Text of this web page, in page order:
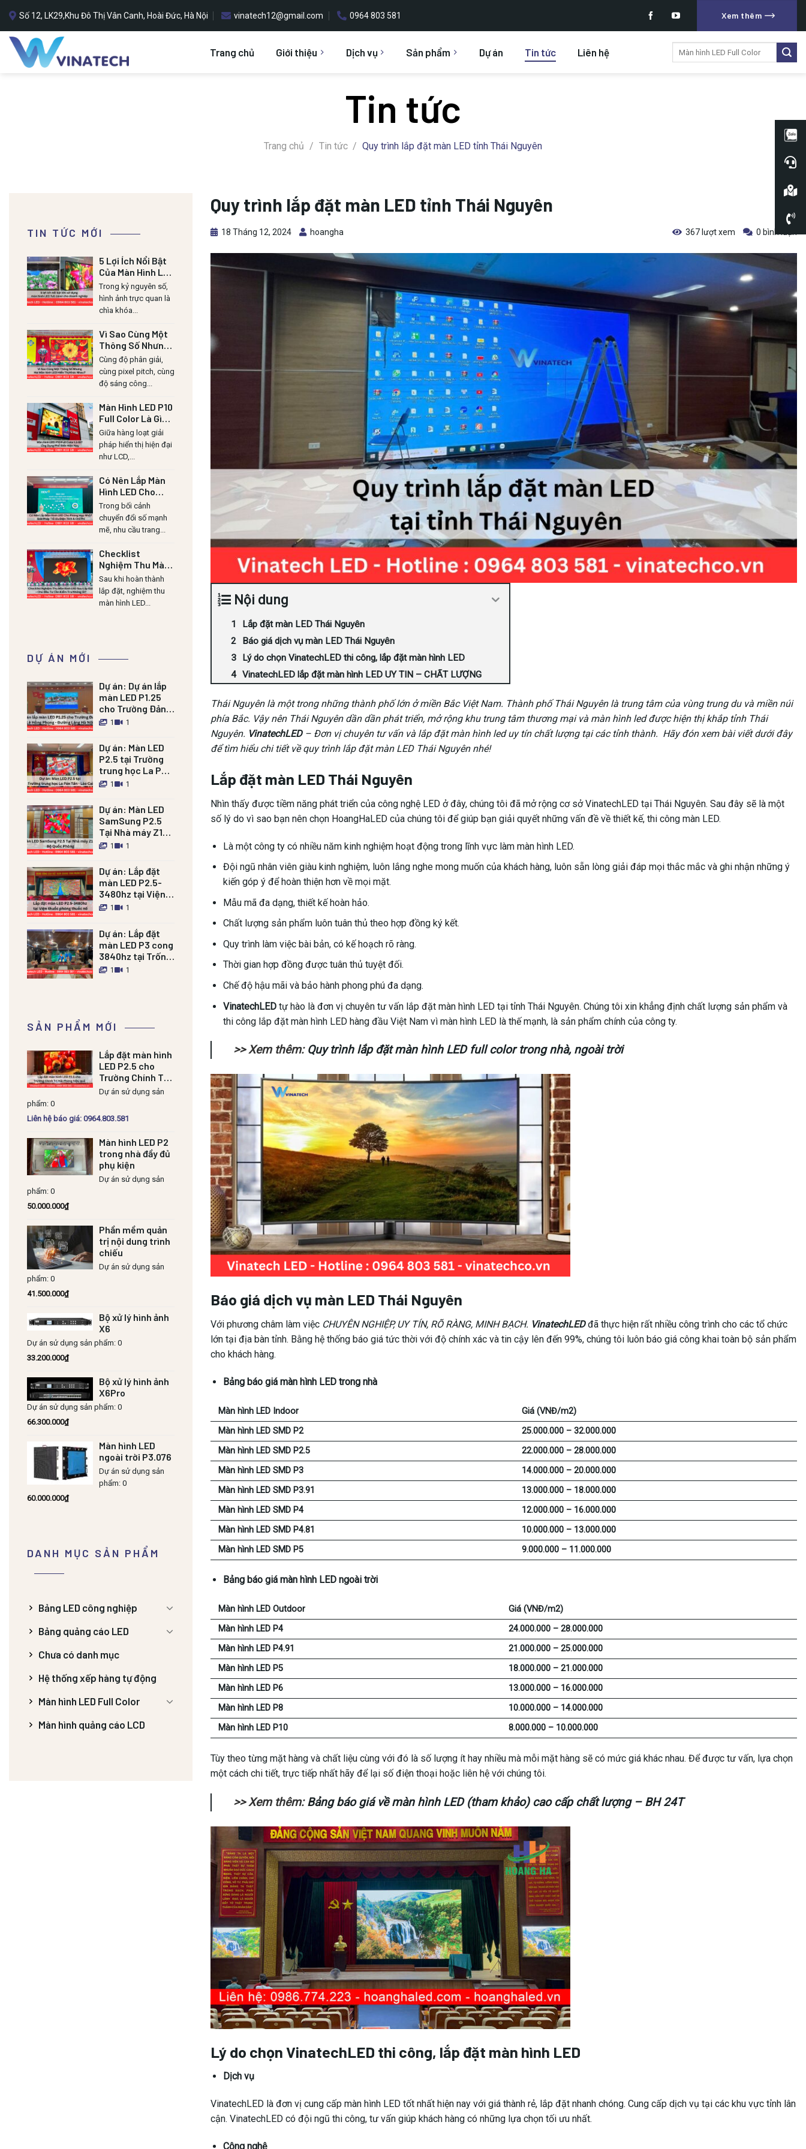
qua
nội
dung
Số 12, LK29,Khu Đô Thị Vân Canh, Hoài Đức, Hà Nội vinatech12@gmail.com 0964 803 581 Xem thêm
Trang chủ Giới thiệu Dịch vụ Sản phẩm Dự án Tin tức Liên hệ
Tin tức
Trang chủ / Tin tức / Quy trình lắp đặt màn LED tỉnh Thái Nguyên
TIN TỨC MỚI
5 Lợi Ích Nổi Bật
Của Màn Hình LED
Lull Color Cho
Doanh Nghiệp
Trong kỷ nguyên số,
hình ảnh trực quan là
chìa khóa...
Vì Sao Cùng Một
Thông Số Nhưng
Hai Màn Hình LED
Hiển Thị Khác
Nhau?
Cùng độ phân giải,
cùng pixel pitch, cùng
độ sáng công...
Màn Hình LED P10
Full Color Là Gì?
Ứng Dụng Phổ
Biến Hiện Nay
Giữa hàng loạt giải
pháp hiển thị hiện đại
như LCD,...
Có Nên Lắp Màn
Hình LED Cho
Phòng Họp Nhỏ?
Giải Pháp Tối Ưu
Diện Tích & Chi
Phí
Trong bối cảnh
chuyển đổi số mạnh
mẽ, nhu cầu trang...
Checklist
Nghiệm Thu Màn
Hình LED Sau Lắp
Đặt – Chủ Đầu Tư
Cần Kiểm Tra
Sau khi hoàn thành
lắp đặt, nghiệm thu
màn hình LED...
DỰ ÁN MỚI
Dự án: Dự án lắp
màn LED P1.25
cho Trường Đảng
Lê Hồng Phong –
1 1
Dự án: Màn LED
P2.5 tại Trường
trung học La Pán
Tẩn – Lào Cai
1 1
Dự án: Màn LED
SamSung P2.5
Tại Nhà máy Z121
Bộ Quốc Phòng
1 1
Dự án: Lắp đặt
màn LED P2.5-
3480hz tại Viện
thuốc phóng
1 1
Dự án: Lắp đặt
màn LED P3 cong
3840hz tại Trống
đồng Palace Nam
1 1
SẢN PHẨM MỚI
Lắp đặt màn hình
LED P2.5 cho
Trường Chính Trị
Hải Phòng hiệu
quả
Dự án sử dụng sản
phẩm: 0
Liên hệ báo giá: 0964.803.581
Màn hình LED P2
trong nhà đầy đủ
phụ kiện
Dự án sử dụng sản
phẩm: 0
50.000.000₫
Phần mềm quản
trị nội dung trình
chiếu
Dự án sử dụng sản
phẩm: 0
41.500.000₫
Bộ xử lý hình ảnh
X6
Dự án sử dụng sản phẩm: 0
33.200.000₫
Bộ xử lý hình ảnh
X6Pro
Dự án sử dụng sản phẩm: 0
66.300.000₫
Màn hình LED
ngoài trời P3.076
Dự án sử dụng sản
phẩm: 0
60.000.000₫
DANH MỤC SẢN PHẨM
Bảng LED công nghiệp
Bảng quảng cáo LED
Chưa có danh mục
Hệ thống xếp hàng tự động
Màn hình LED Full Color
Màn hình quảng cáo LCD
Quy trình lắp đặt màn LED tỉnh Thái Nguyên
18 Tháng 12, 2024 hoangha 367 lượt xem 0 bình luận
Nội dung
Lắp đặt màn LED Thái Nguyên
Báo giá dịch vụ màn LED Thái Nguyên
Lý do chọn VinatechLED thi công, lắp đặt màn hình LED
VinatechLED lắp đặt màn hình LED UY TIN – CHẤT LƯỢNG
Thái Nguyên là một trong những thành phố lớn ở miền Bắc Việt Nam. Thành phố Thái Nguyên là trung tâm của vùng trung du và miền núi
phía Bắc. Vậy nên Thái Nguyên dần dần phát triển, mở rộng khu trung tâm thương mại và màn hình led được hiện thị khắp tỉnh Thái
Nguyên. VinatechLED – Đơn vị chuyên tư vấn và lắp đặt màn hình led uy tín chất lượng tại các tỉnh thành. Hãy đón xem bài viết dưới đây
để tìm hiểu chi tiết về quy trình lắp đặt màn LED Thái Nguyên nhé!
Lắp đặt màn LED Thái Nguyên
Nhìn thấy được tiềm năng phát triển của công nghệ LED ở đây, chúng tôi đã mở rộng cơ sở VinatechLED tại Thái Nguyên. Sau đây sẽ là một
số lý do vì sao bạn nên chọn HoangHaLED của chúng tôi để giúp bạn giải quyết những vấn đề về thiết kế, thi công màn LED.
Là một công ty có nhiều năm kinh nghiệm hoạt động trong lĩnh vực làm màn hình LED.
Đội ngũ nhân viên giàu kinh nghiệm, luôn lắng nghe mong muốn của khách hàng, luôn sẵn lòng giải đáp mọi thắc mắc và ghi nhận những ý
kiến góp ý để hoàn thiện hơn về mọi mặt.
Mẫu mã đa dạng, thiết kế hoàn hảo.
Chất lượng sản phẩm luôn tuân thủ theo hợp đồng ký kết.
Quy trình làm việc bài bản, có kế hoạch rõ ràng.
Thời gian hợp đồng được tuân thủ tuyệt đối.
Chế độ hậu mãi và bảo hành phong phú đa dạng.
VinatechLEDtự hào là đơn vị chuyên tư vấn lắp đặt màn hình LED tại tỉnh Thái Nguyên. Chúng tôi xin khẳng định chất lượng sản phẩm và
thi công lắp đặt màn hình LED hàng đầu Việt Nam vì màn hình LED là thế mạnh, là sản phẩm chính của công ty.
>> Xem thêm: Quy trình lắp đặt màn hình LED full color trong nhà, ngoài trời
Báo giá dịch vụ màn LED Thái Nguyên
Với phương châm làm việc CHUYÊN NGHIỆP, UY TÍN, RÕ RÀNG, MINH BẠCH. VinatechLED đã thực hiện rất nhiều công trình cho các tổ chức
lớn tại địa bàn tỉnh. Bằng hệ thống báo giá tức thời với độ chính xác và tin cậy lên đến 99%, chúng tôi luôn báo giá công khai toàn bộ sản phẩm
cho khách hàng.
Bảng báo giá màn hình LED trong nhà
Màn hình LED Indoor
Giá (VNĐ/m2)
Màn hình LED SMD P2
25.000.000 – 32.000.000
Màn hình LED SMD P2.5
22.000.000 – 28.000.000
Màn hình LED SMD P3
14.000.000 – 20.000.000
Màn hình LED SMD P3.91
13.000.000 – 18.000.000
Màn hình LED SMD P4
12.000.000 – 16.000.000
Màn hình LED SMD P4.81
10.000.000 – 13.000.000
Màn hình LED SMD P5
9.000.000 – 11.000.000
Bảng báo giá màn hình LED ngoài trời
Màn hình LED Outdoor
Giá (VNĐ/m2)
Màn hình LED P4
24.000.000 – 28.000.000
Màn hình LED P4.91
21.000.000 – 25.000.000
Màn hình LED P5
18.000.000 – 21.000.000
Màn hình LED P6
13.000.000 – 16.000.000
Màn hình LED P8
10.000.000 – 14.000.000
Màn hình LED P10
8.000.000 – 10.000.000
Tùy theo từng mặt hàng và chất liệu cùng với đó là số lượng ít hay nhiều mà mỗi mặt hàng sẽ có mức giá khác nhau. Để được tư vấn, lựa chọn
một cách chi tiết, trực tiếp nhất hãy để lại số điện thoại hoặc liên hệ với chúng tôi.
>> Xem thêm:Bảng báo giá về màn hình LED (tham khảo) cao cấp chất lượng – BH 24T
Lý do chọn VinatechLED thi công, lắp đặt màn hình LED
Dịch vụ
VinatechLED là đơn vị cung cấp màn hình LED tốt nhất hiện nay với giá thành rẻ, lắp đặt nhanh chóng. Cung cấp dịch vụ tại các khu vực tỉnh lân
cận. VinatechLED có đội ngũ thi công, tư vấn giúp khách hàng có những lựa chọn tối ưu nhất.
Công nghệ